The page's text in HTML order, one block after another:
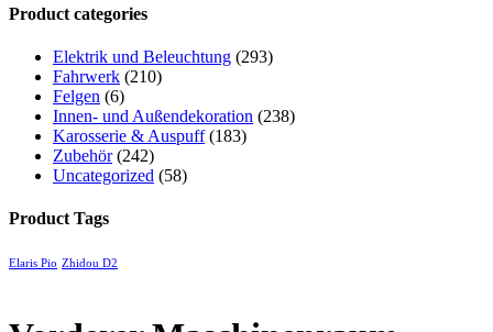
Product categories
Elektrik und Beleuchtung (293)
Fahrwerk (210)
Felgen (6)
Innen- und Außendekoration (238)
Karosserie & Auspuff (183)
Zubehör (242)
Uncategorized (58)
Product Tags
Elaris Pio Zhidou D2